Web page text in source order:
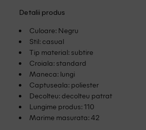
Detalii produs
Culoare: Negru
Stil: casual
Tip material: subtire
Croiala: standard
Maneca: lungi
Captuseala: poliester
Decolteu: decolteu patrat
Lungime produs: 110
Marime masurata: 42